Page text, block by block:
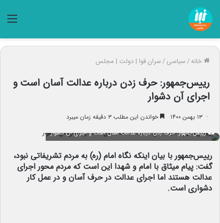
خانه/سیاسی/سران قوا | دولت | مجلس
رییس‌جمهور: حرف زدن درباره عدالت آسان است و
اجرای آن دشوار
۱۳ بهمن ۱۴۰۰ خواندن این مطلب ۳ دقیقه زمان میبرد
رییس‌جمهور: حرف زدن درباره عدالت آسان است و اجرای آن دشوار
رییس‌جمهور با بیان اینکه نگاه امام (ره) به مردم تشریفاتی نبود،
گفت: پیام میثاق با امام و شهدا این است که مردم محور اجرای
عدالت هستند اما اجرای عدالت در حرف آسان و در عمل کار
دشواری است.